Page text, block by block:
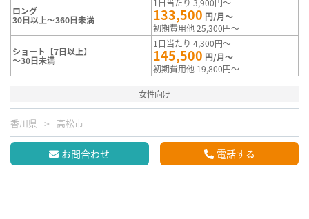
ロング
30日以上～360日未満
1日当たり 3,900円～
133,500 円/月～
初期費用他 25,300円～
ショート【7日以上】
～30日未満
1日当たり 4,300円～
145,500 円/月～
初期費用他 19,800円～
女性向け
香川県 高松市
お問合わせ 電話する